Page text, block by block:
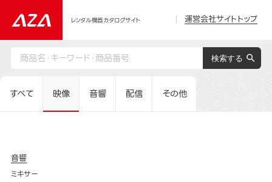
レンタル機器カタログサイト 運営会社サイトトップ
すべて 映像 音響 配信 その他
音響
ミキサー